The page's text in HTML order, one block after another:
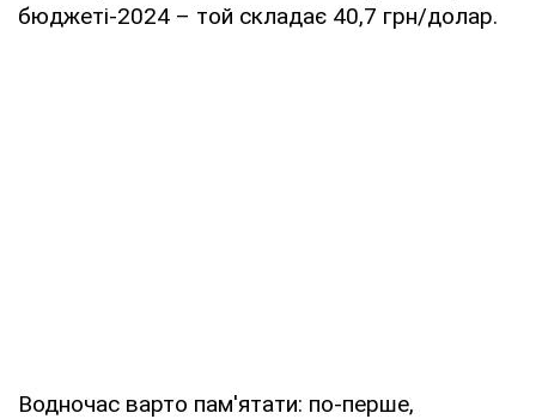
бюджеті-2024 – той складає 40,7 грн/долар.
Водночас варто пам'ятати: по-перше,